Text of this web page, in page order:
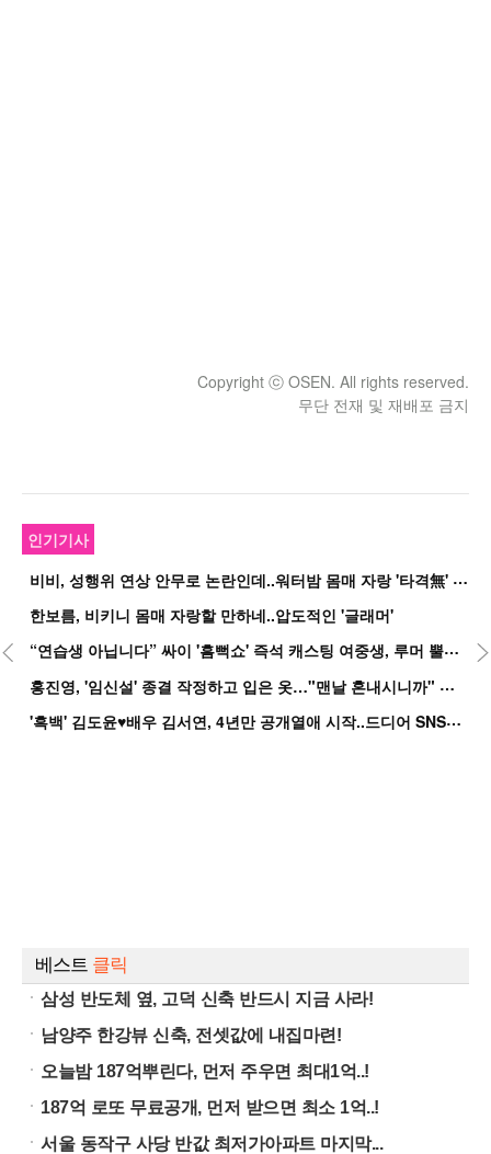
Copyright ⓒ OSEN. All rights reserved.
무단 전재 및 재배포 금지
인기기사
비
비, 성행위 연상 안무로 논란인데..워터밤 몸매 자랑 '타격無' 근황
한보름, 비키니 몸매 자랑할 만하네..압도적인 '글래머'
“
연습생 아닙니다” 싸이 '흠뻑쇼' 즉석 캐스팅 여중생, 루머 뿔났다[Oh!쎈 이...
홍
진영, '임신설' 종결 작정하고 입은 옷…"맨날 혼내시니까" 억울
'
흑백' 김도윤♥배우 김서연, 4년만 공개열애 시작..드디어 SNS에 노출 [핫피...